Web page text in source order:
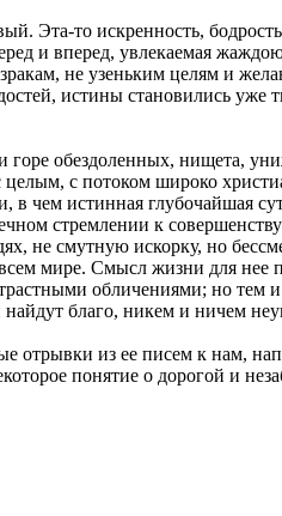
Эта-то искренность,
и вперед, увлекаемая
не узеньким целям и
истины становились уже
обездоленных, нищета,
с потоком широко
в чем истинная глубочайшая
стремлении к
не смутную искорку, но
мире. Смысл жизни для нее
обличениями; но тем
благо, никем и ничем
из ее писем к нам,
понятие о дорогой и